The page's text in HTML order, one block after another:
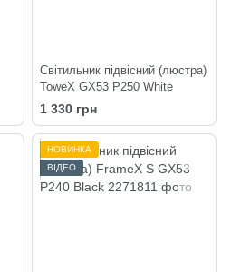
Світильник підвісний (люстра)
ToweX GX53 P250 White
1 330 грн
НОВИНКА
ВІДЕО